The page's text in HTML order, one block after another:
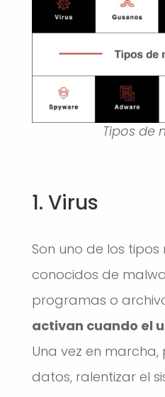
Tipos de
1. Virus
Son uno de los
conocidos de
programas o
activan cuando el
Una vez en
datos, ralentizar el